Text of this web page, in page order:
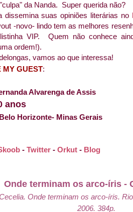
da Nanda. Super querida não?
dissemina suas opiniões literárias no
-novo- lindo tem as melhores
VIP. Quem não conhece
ordem!).
vamos ao que interessa!
MY GUEST:
Alvarenga de Assis
anos
Belo Horizonte- Minas Gerais
- Twitter - Orkut - Blog
Onde terminam os arco-íris -
Onde terminam os arco-íris.
2006. 384p.